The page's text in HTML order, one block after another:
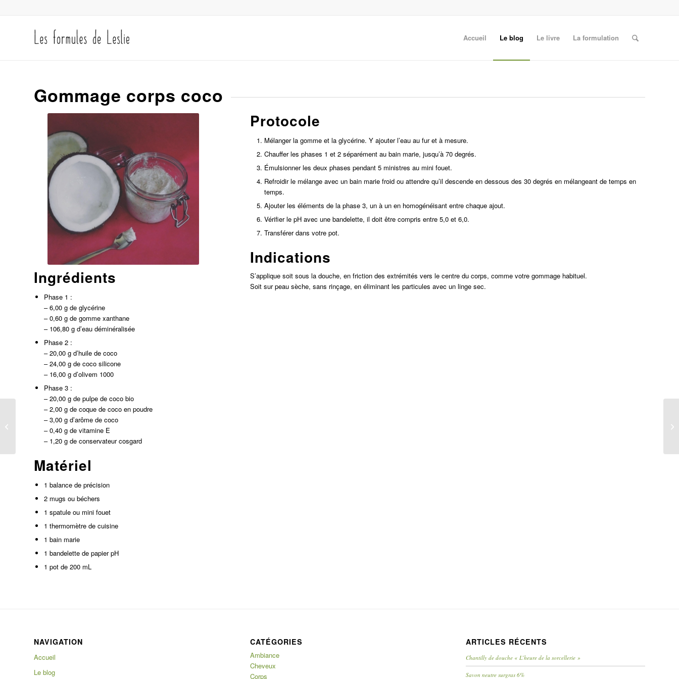
Accueil Le blog Le livre La formulation
Gommage corps coco
Ingrédients
Phase 1 :
– 6,00 g de glycérine
– 0,60 g de gomme xanthane
– 106,80 g d’eau déminéralisée
Phase 2 :
– 20,00 g d’huile de coco
– 24,00 g de coco silicone
– 16,00 g d’olivem 1000
Phase 3 :
– 20,00 g de pulpe de coco bio
– 2,00 g de coque de coco en poudre
– 3,00 g d’arôme de coco
– 0,40 g de vitamine E
– 1,20 g de conservateur cosgard
Matériel
1 balance de précision
2 mugs ou béchers
1 spatule ou mini fouet
1 thermomètre de cuisine
1 bain marie
1 bandelette de papier pH
1 pot de 200 mL
Protocole
Mélanger la gomme et la glycérine. Y ajouter l’eau au fur et à mesure.
Chauffer les phases 1 et 2 séparément au bain marie, jusqu’à 70 degrés.
Émulsionner les deux phases pendant 5 ministres au mini fouet.
Refroidir le mélange avec un bain marie froid ou attendre qu’il descende en dessous des 30 degrés en mélangeant de temps en
temps.
Ajouter les éléments de la phase 3, un à un en homogénéisant entre chaque ajout.
Vérifier le pH avec une bandelette, il doit être compris entre 5,0 et 6,0.
Transférer dans votre pot.
Indications
S’applique soit sous la douche, en friction des extrémités vers le centre du corps, comme votre gommage habituel.
Soit sur peau sèche, sans rinçage, en éliminant les particules avec un linge sec.
NAVIGATION
Accueil
Le blog
CATÉGORIES
Ambiance
Cheveux
Corps
ARTICLES RÉCENTS
Chantilly de douche « L’heure de la sorcellerie »
Savon neutre surgras 6%
Savon bébé au lait
d’amande surgras 10%